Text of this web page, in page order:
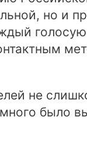
но и
не
было